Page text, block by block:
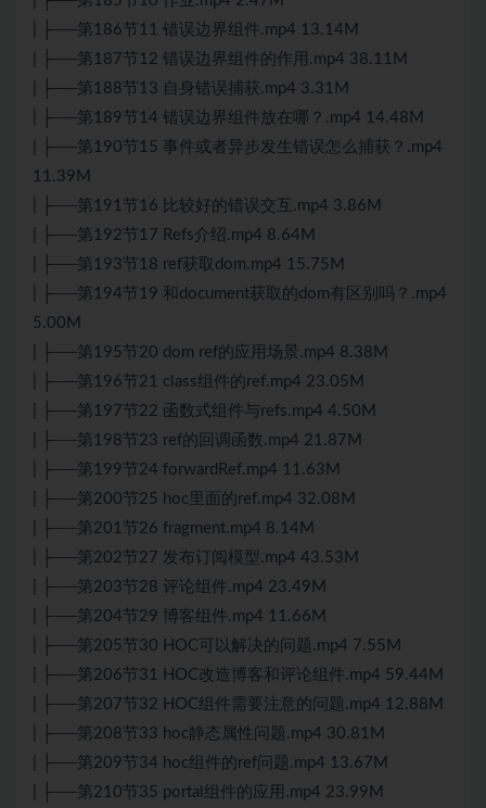
| ├──第186节11 错误边界组件.mp4 13.14M
| ├──第187节12 错误边界组件的作用.mp4 38.11M
| ├──第188节13 自身错误捕获.mp4 3.31M
| ├──第189节14 错误边界组件放在哪？.mp4 14.48M
| ├──第190节15 事件或者异步发生错误怎么捕获？.mp4
11.39M
| ├──第191节16 比较好的错误交互.mp4 3.86M
| ├──第192节17 Refs介绍.mp4 8.64M
| ├──第193节18 ref获取dom.mp4 15.75M
| ├──第194节19 和document获取的dom有区别吗？.mp4
5.00M
| ├──第195节20 dom ref的应用场景.mp4 8.38M
| ├──第196节21 class组件的ref.mp4 23.05M
| ├──第197节22 函数式组件与refs.mp4 4.50M
| ├──第198节23 ref的回调函数.mp4 21.87M
| ├──第199节24 forwardRef.mp4 11.63M
| ├──第200节25 hoc里面的ref.mp4 32.08M
| ├──第201节26 fragment.mp4 8.14M
| ├──第202节27 发布订阅模型.mp4 43.53M
| ├──第203节28 评论组件.mp4 23.49M
| ├──第204节29 博客组件.mp4 11.66M
| ├──第205节30 HOC可以解决的问题.mp4 7.55M
| ├──第206节31 HOC改造博客和评论组件.mp4 59.44M
| ├──第207节32 HOC组件需要注意的问题.mp4 12.88M
| ├──第208节33 hoc静态属性问题.mp4 30.81M
| ├──第209节34 hoc组件的ref问题.mp4 13.67M
| ├──第210节35 portal组件的应用.mp4 23.99M